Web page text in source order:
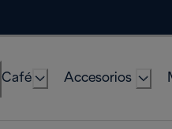
Café Accesorios